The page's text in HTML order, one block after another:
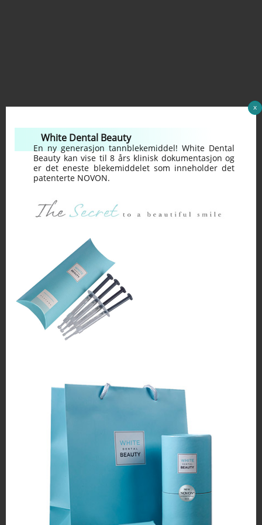
White Dental Beauty
En ny generasjon tannblekemiddel! White Dental
Beauty kan vise til 8 års klinisk dokumentasjon og
er det eneste blekemiddelet som inneholder det
patenterte NOVON.
x